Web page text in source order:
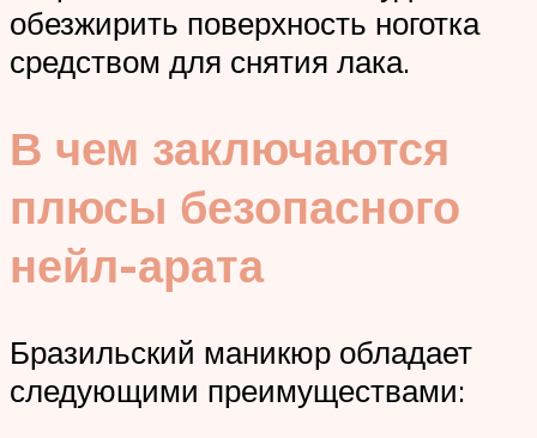
обезжирить поверхность ноготка
средством для снятия лака.
В чем заключаются
плюсы безопасного
нейл-арата
Бразильский маникюр обладает
следующими преимуществами: